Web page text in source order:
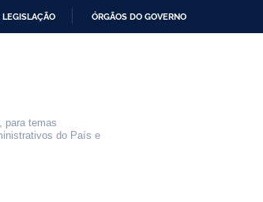
LEGISLAÇÃO ÓRGÃOS DO GOVERNO
para temas
do País e